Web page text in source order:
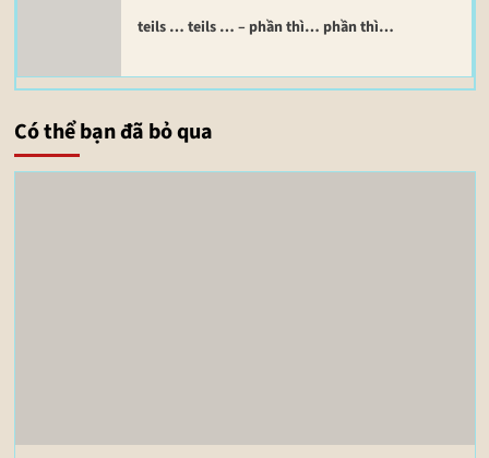
teils … teils … – phần thì… phần thì…
Có thể bạn đã bỏ qua